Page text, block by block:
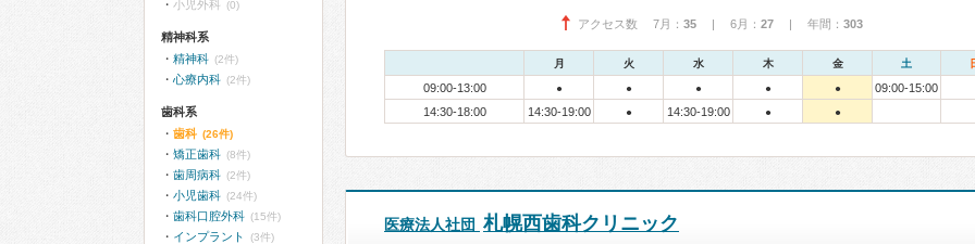
アクセス数 7月： 35 | 6月： 27 | 年間： 303
月 火 水 木 金 土
09:00-13:00 ● ● ● ● ●
09:00-15:00
14:30-18:00
14:30-19:00 ● 14:30-19:00 ● ●
医療法人社団 札幌西歯科クリニック
小児外科 (0)
精神科系
精神科 (2件)
心療内科 (2件)
歯科系
歯科 (26件)
矯正歯科 (8件)
歯周病科 (2件)
小児歯科 (24件)
歯科口腔外科 (15件)
インプラント (3件)